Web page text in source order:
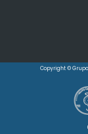
Copyright ©